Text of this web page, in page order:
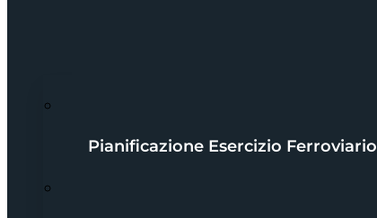
Pianificazione Esercizio Ferroviario